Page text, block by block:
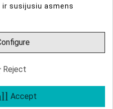
SAVAIČIŲ.
susijusiu asmens
Reject
Accept